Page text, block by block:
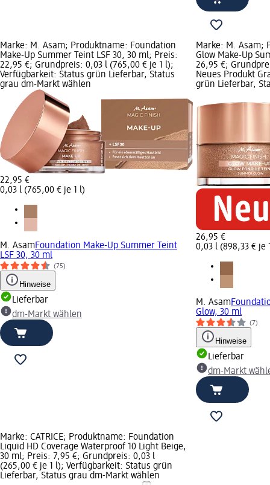
Marke: M. Asam; Produktname: Foundation
Make-Up Summer Teint LSF 30, 30 ml; Preis:
22,95 €; Grundpreis: 0,03 l (765,00 € je 1 l);
Verfügbarkeit: Status grün Lieferbar, Status
grau dm-Markt wählen
22,95 €
0,03 l (765,00 € je 1 l)
M. AsamFoundation Make-Up Summer Teint
LSF 30, 30 ml
(75)
Hinweise
Lieferbar
dm-Markt wählen
Marke: M. Asam;
Glow Make-Up
26,95 €;
Neues Produkt
grün Lieferbar,
26,95 €
0,03 l (898,33 € je
M. Asam
Glow, 30 ml
(7)
Hinweise
Lieferbar
dm-Markt
Marke: CATRICE; Produktname: Foundation
Liquid HD Coverage Waterproof 10 Light Beige,
30 ml; Preis: 7,95 €; Grundpreis: 0,03 l
(265,00 € je 1 l); Verfügbarkeit: Status grün
Lieferbar, Status grau dm-Markt wählen